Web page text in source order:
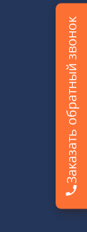
Заказать обратный звонок